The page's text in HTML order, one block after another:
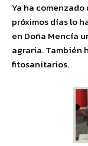
Ya ha
próximos días lo
en Doña Mencía
agraria. También
fitosanitarios.